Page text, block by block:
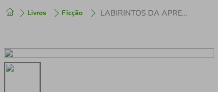
Livros Ficção LABIRINTOS DA APRENDIZAGEM
2º cafeteira